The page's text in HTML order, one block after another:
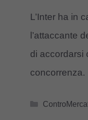
L’Inter ha in
l’attaccante
di accordarsi
concorrenza.
Categorie